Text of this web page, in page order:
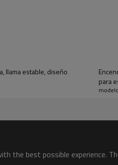
llama estable, diseño
para
the best possible experience.